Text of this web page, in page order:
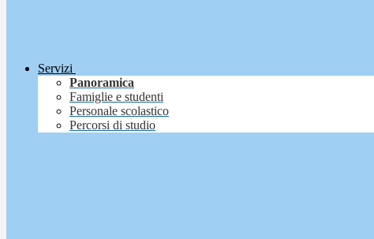
Servizi
Panoramica
Famiglie e studenti
Personale scolastico
Percorsi di studio